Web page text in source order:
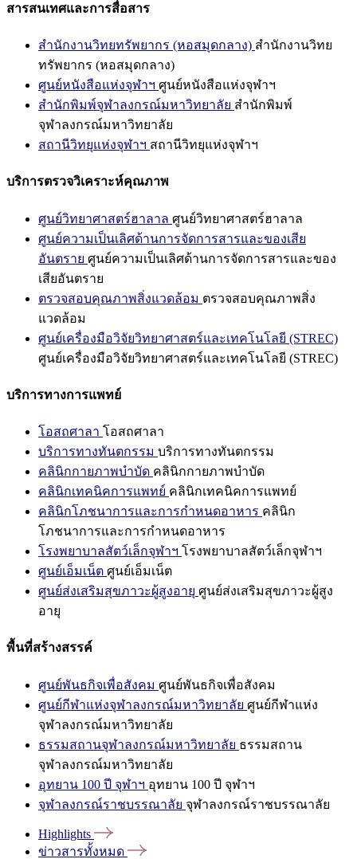
สารสนเทศและการสื่อสาร
สำนักงานวิทยทรัพยากร (หอสมุดกลาง) สำนักงานวิทย
ทรัพยากร (หอสมุดกลาง)
ศูนย์หนังสือแห่งจุฬาฯ ศูนย์หนังสือแห่งจุฬาฯ
สำนักพิมพ์จุฬาลงกรณ์มหาวิทยาลัย สำนักพิมพ์
จุฬาลงกรณ์มหาวิทยาลัย
สถานีวิทยุแห่งจุฬาฯ สถานีวิทยุแห่งจุฬาฯ
บริการตรวจวิเคราะห์คุณภาพ
ศูนย์วิทยาศาสตร์ฮาลาล ศูนย์วิทยาศาสตร์ฮาลาล
ศูนย์ความเป็นเลิศด้านการจัดการสารและของเสีย
อันตราย ศูนย์ความเป็นเลิศด้านการจัดการสารและของ
เสียอันตราย
ตรวจสอบคุณภาพสิ่งแวดล้อม ตรวจสอบคุณภาพสิ่ง
แวดล้อม
ศูนย์เครื่องมือวิจัยวิทยาศาสตร์และเทคโนโลยี (STREC)
ศูนย์เครื่องมือวิจัยวิทยาศาสตร์และเทคโนโลยี (STREC)
บริการทางการแพทย์
โอสถศาลา โอสถศาลา
บริการทางทันตกรรม บริการทางทันตกรรม
คลินิกกายภาพบำบัด คลินิกกายภาพบำบัด
คลินิกเทคนิคการแพทย์ คลินิกเทคนิคการแพทย์
คลินิกโภชนาการและการกำหนดอาหาร คลินิก
โภชนาการและการกำหนดอาหาร
โรงพยาบาลสัตว์เล็กจุฬาฯ โรงพยาบาลสัตว์เล็กจุฬาฯ
ศูนย์เอ็มเน็ต ศูนย์เอ็มเน็ต
ศูนย์ส่งเสริมสุขภาวะผู้สูงอายุ ศูนย์ส่งเสริมสุขภาวะผู้สูง
อายุ
พื้นที่สร้างสรรค์
ศูนย์พันธกิจเพื่อสังคม ศูนย์พันธกิจเพื่อสังคม
ศูนย์กีฬาแห่งจุฬาลงกรณ์มหาวิทยาลัย ศูนย์กีฬาแห่ง
จุฬาลงกรณ์มหาวิทยาลัย
ธรรมสถานจุฬาลงกรณ์มหาวิทยาลัย ธรรมสถาน
จุฬาลงกรณ์มหาวิทยาลัย
อุทยาน 100 ปี จุฬาฯ อุทยาน 100 ปี จุฬาฯ
จุฬาลงกรณ์ราชบรรณาลัย จุฬาลงกรณ์ราชบรรณาลัย
Highlights
ข่าวสารทั้งหมด